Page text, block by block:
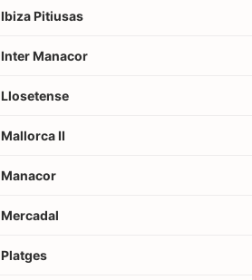
Ibiza Pitiusas
Inter Manacor
Llosetense
Mallorca II
Manacor
Mercadal
Platges